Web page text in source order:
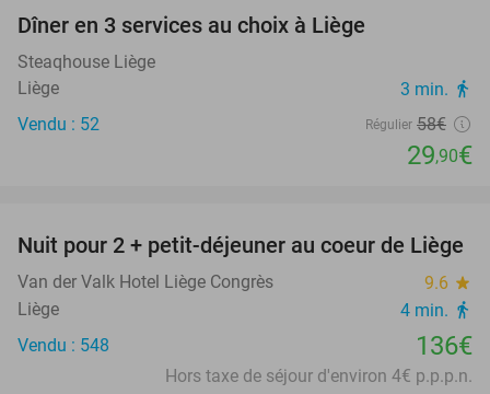
Dîner en 3 services au choix à Liège
Steaqhouse Liège
Liège
3 min. directions_walk
Vendu : 52 Régulier 58€
29,90€
Nuit pour 2 + petit-déjeuner au coeur de Liège
Van der Valk Hotel Liège Congrès 9.6 star
Liège 4 min. directions_walk
Vendu : 548 136€
Hors taxe de séjour d'environ 4€ p.p.p.n.